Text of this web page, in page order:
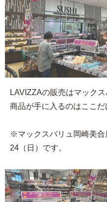
LAVIZZAの販売はマック
商品が手に入るのはここだ
※マックスバリュ岡崎美合
24（日）です。